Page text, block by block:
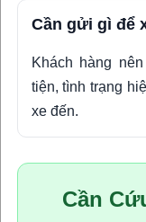
Cần gửi gì để
Khách hàng
tiện, tình trạng
xe đến.
Cần